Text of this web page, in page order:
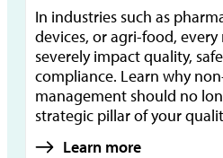
In industries such as
devices, or agri-food,
severely impact quality,
compliance. Learn why
management should no
strategic pillar of your
Learn more